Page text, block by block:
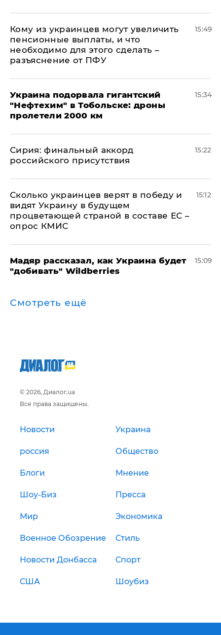
Кому из украинцев могут увеличить
пенсионные выплаты, и что
необходимо для этого сделать –
разъяснение от ПФУ
15:49
Украина подорвала гигантский
"Нефтехим" в Тобольске: дроны
пролетели 2000 км
15:34
​Сирия: финальный аккорд
российского присутствия
15:22
Сколько украинцев верят в победу и
видят Украину в будущем
процветающей страной в составе ЕС –
опрос КМИС
15:12
Мадяр рассказал, как Украина будет
"добивать" Wildberries
15:09
Смотреть ещё
© 2026, Диалог.ua
Все права защищены.
Новости Украина
россия Общество
Блоги Мнение
Шоу-Биз Пресса
Мир Экономика
Военное Обозрение Стиль
Новости Донбасса Спорт
США Шоубиз